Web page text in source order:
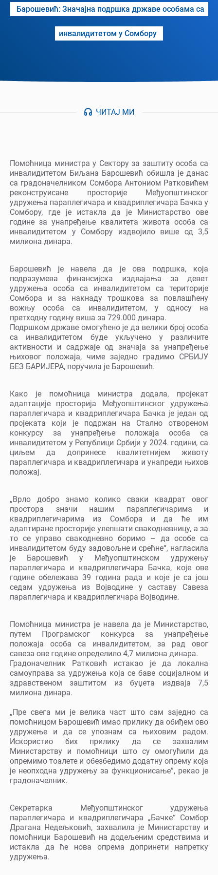
Барошевић: Значајна подршка државе особама са
инвалидитетом у Сомбору
ЧИТАЈ МИ
Помоћница министра у Сектору за заштиту особа са
инвалидитетом Биљана Барошевић обишла је данас
са градоначелником Сомбора Антониом Ратковићем
реконструисане просторије Међуопштинског
удружења параплегичара и квадриплегичара Бачка у
Сомбору, где је истакла да је Министарство ове
године за унапређење квалитета живота особа са
инвалидитетом у Сомбору издвојило више од 3,5
милиона динара.
Барошевић је навела да је ова подршка, која
подразумева финансијска издвајања за девет
удружења особа са инвалидитетом са територије
Сомбора и за накнаду трошкова за повлашћену
вожњу особа са инвалидитетом, у односу на
претходну годину виша за 729.000 динара.
Подршком државе омогућено је да велики број особа
са инвалидитетом буде укључено у различите
активности и садржаје од значаја за унапређење
њиховог положаја, чиме заједно градимо СРБИЈУ
БЕЗ БАРИЈЕРА, поручила је Барошевић.
Како је помоћница министра додала, пројекат
адаптације просторија Међуопштинског удружења
параплегичара и квадриплегичара Бачка је један од
пројеката који је подржан на Стално отвореном
конкурсу за унапређење положаја особа са
инвалидитетом у Републици Србији у 2024. години, са
циљем да допринесе квалитетнијем животу
параплегичара и квадриплегичара и унапреди њихов
положај.
„Врло добро знамо колико сваки квадрат овог
простора значи нашим параплегичарима и
квадриплегичарима из Сомбора и да ће им
адаптиране просторије улепшати свакодневницу, а за
то се управо свакодневно боримо – да особе са
инвалидитетом буду задовољне и срећне“, нагласила
је Барошевић у Међуопштинском удружењу
параплегичара и квадриплегичара Бачка, које ове
године обележава 39 година рада и које је са још
седам удружења из Војводине у саставу Савеза
параплегичара и квадриплегичара Војводине.
Помоћница министра је навела да је Министарство,
путем Програмског конкурса за унапређење
положаја особа са инвалидитетом, за рад овог
савеза ове године определило 4,7 милиона динара.
Градоначелник Ратковић истакао је да локална
самоуправа за удружења која се баве социјалном и
здравственом заштитом из буџета издваја 7,5
милиона динара.
„Пре свега ми је велика част што сам заједно са
помоћницом Барошевић имао прилику да обиђем ово
удружење и да се упознам са њиховим радом.
Искористио бих прилику да се захвалим
Министарству и помоћници што су омогућили да
опремимо тоалете и обезбедимо додатну опрему која
је неопходна удружењу за функционисање”, рекао је
градоначелник.
Секретарка Међуопштинског удружења
параплегичара и квадриплегичара „Бачке“ Сомбор
Драгана Недељковић, захвалила је Министарству и
помоћници Барошевић на додељеним средствима и
истакла да ће нова опрема допринети напретку
удружења.